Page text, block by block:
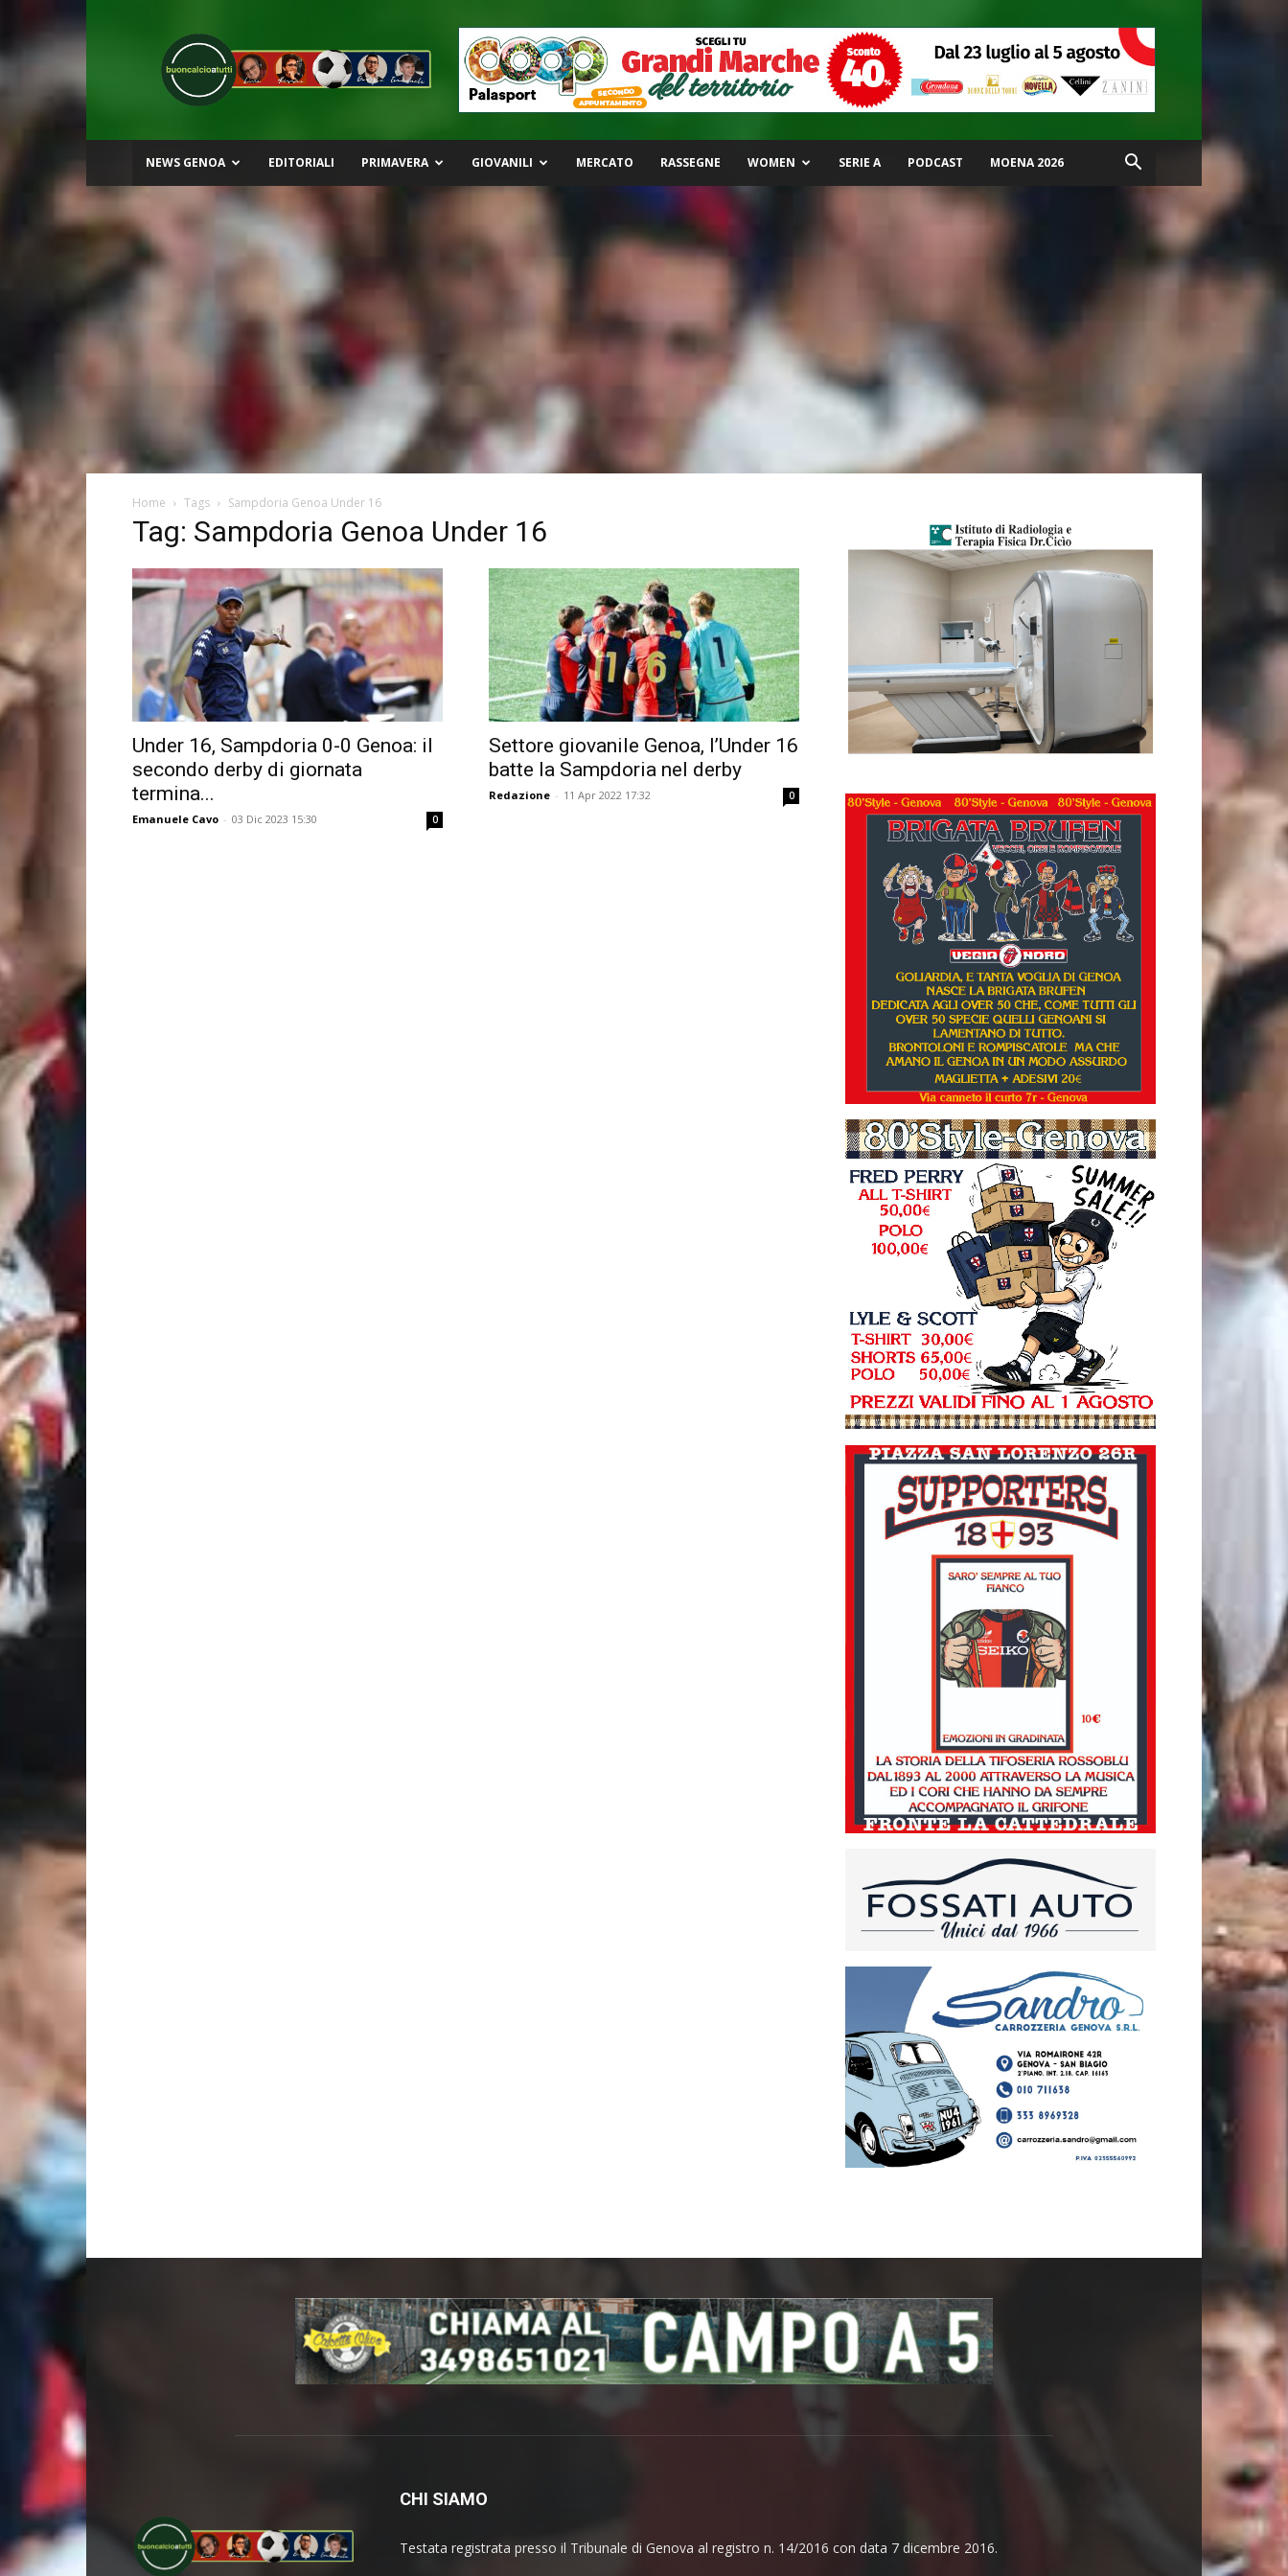
Buon
Calcio
a
Tutti
NEWS GENOA EDITORIALI PRIMAVERA GIOVANILI MERCATO RASSEGNE WOMEN SERIE A PODCAST MOENA 2026
Home Tags Sampdoria Genoa Under 16
Tag: Sampdoria Genoa Under 16
Under 16, Sampdoria 0-0 Genoa: il
secondo derby di giornata
termina...
Emanuele Cavo - 03 Dic 2023 15:30 0
Settore giovanile Genoa, l’Under 16
batte la Sampdoria nel derby
Redazione - 11 Apr 2022 17:32 0
CHI SIAMO
Testata registrata presso il Tribunale di Genova al registro n. 14/2016 con data 7 dicembre 2016.